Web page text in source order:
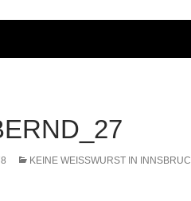
KEINE WEISSWURST IN INNSBRUCK